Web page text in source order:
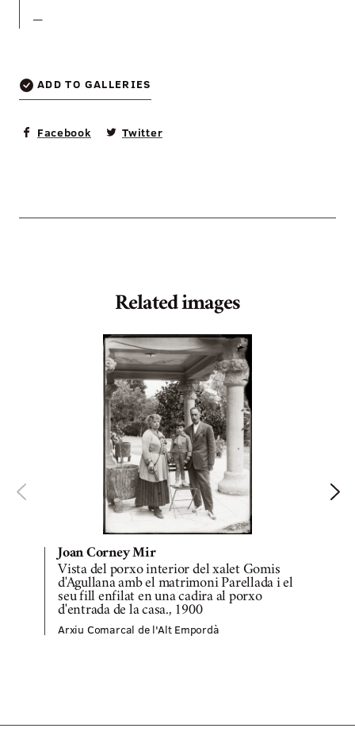
—
ADD TO GALLERIES
Facebook Twitter
Related images
Joan Corney Mir
Vista del porxo interior del xalet Gomis
d'Agullana amb el matrimoni Parellada i el
seu fill enfilat en una cadira al porxo
d'entrada de la casa., 1900
Arxiu Comarcal de l'Alt Empordà